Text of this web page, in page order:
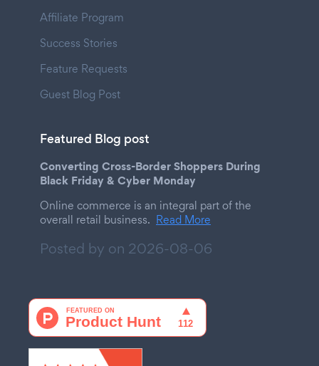
Affiliate Program
Success Stories
Feature Requests
Guest Blog Post
Featured Blog post
Converting Cross-Border Shoppers During
Black Friday & Cyber Monday
Online commerce is an integral part of the
overall retail business. Read More
Posted by on 2026-08-06